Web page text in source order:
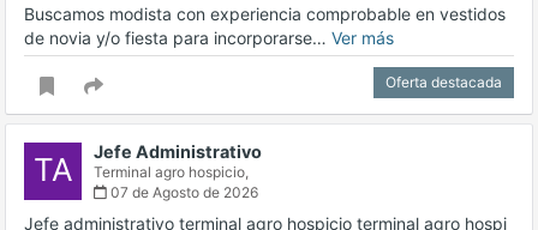
Buscamos modista con experiencia comprobable en vestidos
de novia y/o fiesta para incorporarse… Ver más
Oferta destacada
TA Jefe Administrativo
Terminal agro hospicio,
07 de Agosto de 2026
Jefe administrativo terminal agro hospicio terminal agro hospi